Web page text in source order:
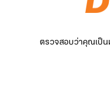
ตรวจสอบว่าคุณเป็น